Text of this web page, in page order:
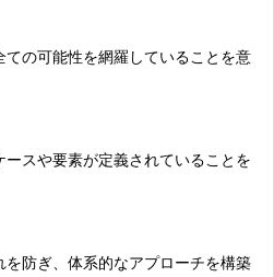
の可能性を網羅していることを意
スや要素が定義されていることを
を防ぎ、体系的なアプローチを構築